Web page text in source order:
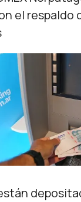
el respaldo